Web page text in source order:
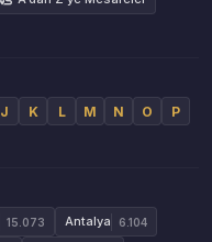
J K L M N O
P
15.073 Antalya 6.104